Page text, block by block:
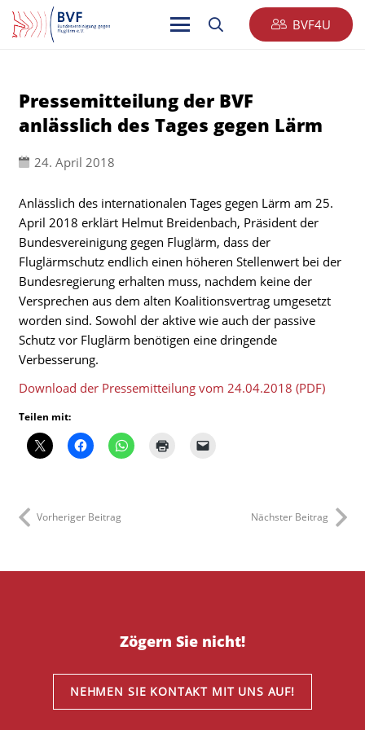
BVF4U
Pressemitteilung der BVF
anlässlich des Tages gegen Lärm
24. April 2018
Anlässlich des internationalen Tages gegen Lärm am 25.
April 2018 erklärt Helmut Breidenbach, Präsident der
Bundesvereinigung gegen Fluglärm, dass der
Fluglärmschutz endlich einen höheren Stellenwert bei der
Bundesregierung erhalten muss, nachdem keine der
Versprechen aus dem alten Koalitionsvertrag umgesetzt
worden sind. Sowohl der aktive wie auch der passive
Schutz vor Fluglärm benötigen eine dringende
Verbesserung.
Download der Pressemitteilung vom 24.04.2018 (PDF)
Teilen mit:
Vorheriger Beitrag Nächster Beitrag
Zögern Sie nicht!
NEHMEN SIE KONTAKT MIT UNS AUF!